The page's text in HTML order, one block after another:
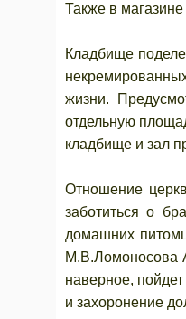
Также в магазине
Кладбище
жизни.
отдельную
кладбище и зал
Отношение
заботиться о
домашних
М.В.Ломоносова
наверное,
и захоронение